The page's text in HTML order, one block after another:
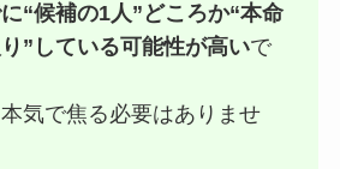
“候補の1人”どころか“本命
”している可能性が高いで
気で焦る必要はありませ